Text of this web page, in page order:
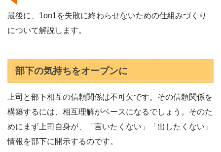
最後に、1on1を失敗に終わらせないための仕組みづくり
について解説します。
部下の気持ちをオープンに
上司と部下相互の信頼関係は不可欠です。その信頼関係を
構築するには、相互理解がベースになるでしょう。そのた
めにまず上司自身が、「言いたくない」「出したくない」
情報を部下に開示するのです。